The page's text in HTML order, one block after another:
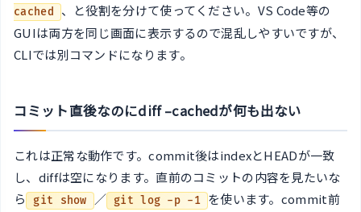
cached
、と役割を分けて使ってください。VS Code等の
GUIは両方を同じ画面に表示するので混乱しやすいですが、
CLIでは別コマンドになります。
コミット直後なのにdiff –cachedが何も出ない
これは正常な動作です。commit後はindexとHEADが一致
し、diffは空になります。直前のコミットの内容を見たいな
ら
git show ／ git log -p -1 を使います。commit前